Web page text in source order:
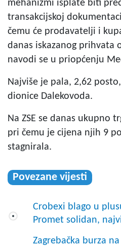
mehanizmi isplate biti
transakcijskoj
čemu će prodavatelji i
danas iskazanog prihvata
navodi se u priopćenju
Najviše je pala, 2,62
dionice Dalekovoda.
Na ZSE se danas ukupno
pri čemu je cijena njih 9
stagnirala.
Povezane vijesti
Crobexi blago u
Promet solidan,
Zagrebačka burza